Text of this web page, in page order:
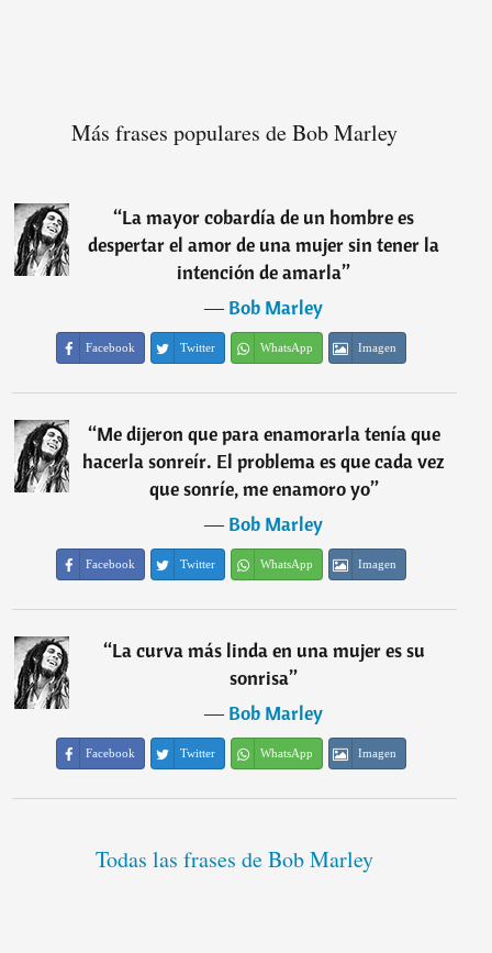
Más frases populares de Bob Marley
“La mayor cobardía de un hombre es
despertar el amor de una mujer sin tener la
intención de amarla”
―Bob Marley
Facebook Twitter WhatsApp Imagen
“Me dijeron que para enamorarla tenía que
hacerla sonreír. El problema es que cada vez
que sonríe, me enamoro yo”
―Bob Marley
Facebook Twitter WhatsApp Imagen
“La curva más linda en una mujer es su
sonrisa”
―Bob Marley
Facebook Twitter WhatsApp Imagen
Todas las frases de Bob Marley